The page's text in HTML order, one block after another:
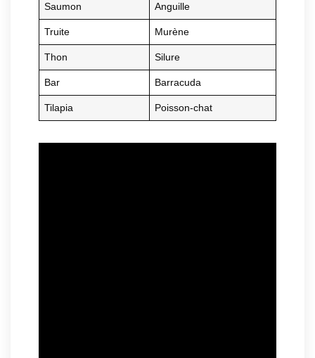
Saumon Anguille
Truite Murène
Thon Silure
Bar Barracuda
Tilapia Poisson-chat